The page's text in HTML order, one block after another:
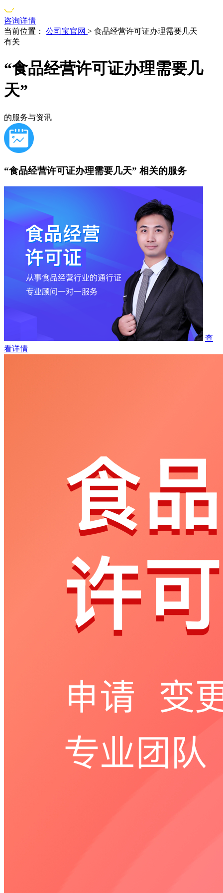
咨询详情
当前位置：
公司宝官网 > 食品经营许可证办理需要几天
有关
“食品经营许可证办理需要几
天”
的服务与资讯
“食品经营许可证办理需要几天” 相关的服务
查
看详情